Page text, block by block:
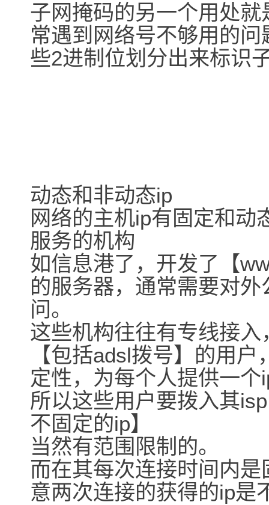
子网掩码的另一个用处
常遇到网络号不够用的
些2进制位划分出来标识
动态和非动态ip
网络的主机ip有固定和动
服务的机构
如信息港了，开发了【
的服务器，通常需要对
问。
这些机构往往有专线接
【包括adsl拨号】的用
定性，为每个人提供一
所以这些用户要拨入其
不固定的ip】
当然有范围限制的。
而在其每次连接时间内
意两次连接的获得的ip是